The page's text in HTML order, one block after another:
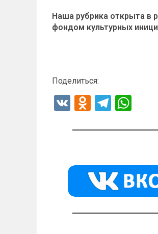
Наша рубрика открыта в
фондом культурных
Поделиться:
V
O
n
kl
a
ss
ni
T
e
a
m
at
A
p
p